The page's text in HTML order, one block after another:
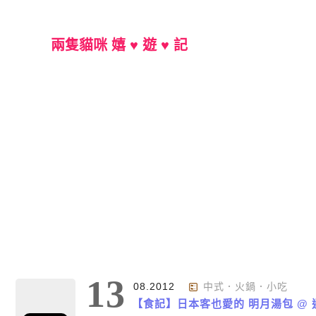
兩隻貓咪 嬉 ♥ 遊 ♥ 記
13 08.2012 中式．火鍋．小吃
【食記】日本客也愛的 明月湯包 @